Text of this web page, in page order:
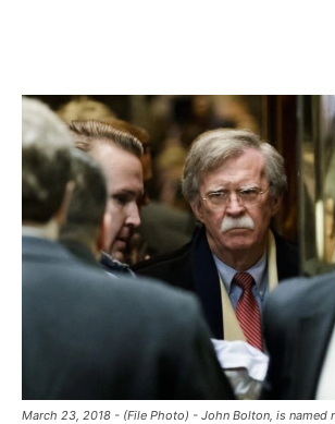
March 23, 2018 - (File Photo) - John Bolton, is named